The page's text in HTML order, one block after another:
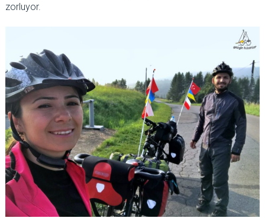
zorluyor.